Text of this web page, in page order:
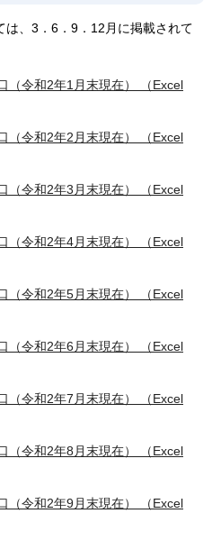
、3．6．9．12月に掲載されて
（令和2年1月末現在） （Excel
（令和2年2月末現在） （Excel
（令和2年3月末現在） （Excel
（令和2年4月末現在） （Excel
（令和2年5月末現在） （Excel
（令和2年6月末現在） （Excel
（令和2年7月末現在） （Excel
（令和2年8月末現在） （Excel
（令和2年9月末現在） （Excel